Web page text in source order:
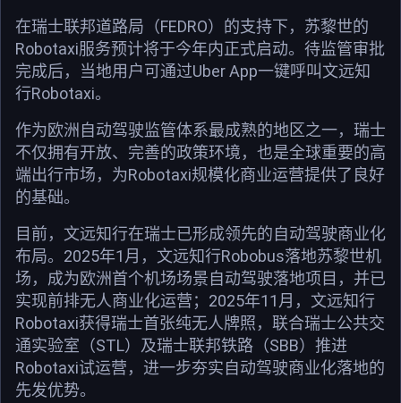
在瑞士联邦道路局（FEDRO）的支持下，苏黎世的
Robotaxi服务预计将于今年内正式启动。待监管审批
完成后，当地用户可通过Uber App一键呼叫文远知
行Robotaxi。
作为欧洲自动驾驶监管体系最成熟的地区之一，瑞士
不仅拥有开放、完善的政策环境，也是全球重要的高
端出行市场，为Robotaxi规模化商业运营提供了良好
的基础。
目前，文远知行在瑞士已形成领先的自动驾驶商业化
布局。2025年1月，文远知行Robobus落地苏黎世机
场，成为欧洲首个机场场景自动驾驶落地项目，并已
实现前排无人商业化运营；2025年11月，文远知行
Robotaxi获得瑞士首张纯无人牌照，联合瑞士公共交
通实验室（STL）及瑞士联邦铁路（SBB）推进
Robotaxi试运营，进一步夯实自动驾驶商业化落地的
先发优势。